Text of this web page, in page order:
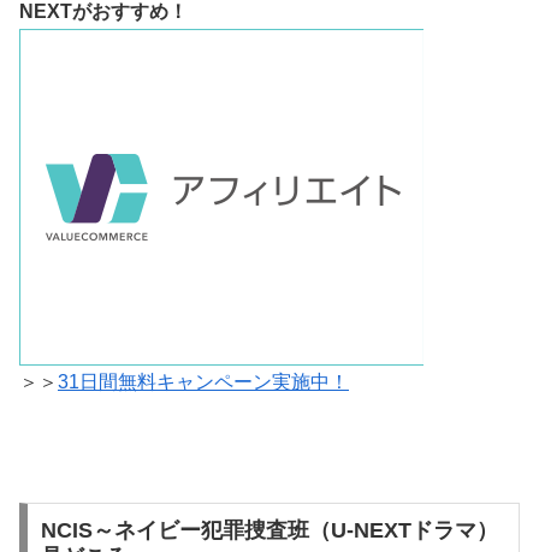
NEXTがおすすめ！
＞＞ 31日間無料キャンペーン実施中！
NCIS～ネイビー犯罪捜査班（U-NEXTドラマ）